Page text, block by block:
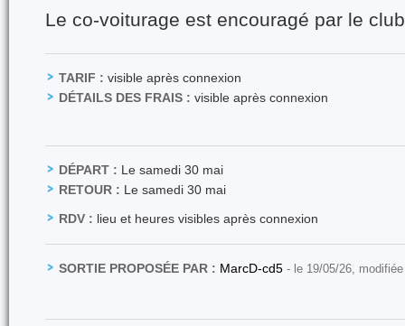
Le co-voiturage est encouragé par le club
TARIF : visible après connexion
DÉTAILS DES FRAIS : visible après connexion
DÉPART : Le samedi 30 mai
RETOUR : Le samedi 30 mai
RDV : lieu et heures visibles après connexion
SORTIE PROPOSÉE PAR : MarcD-cd5 - le 19/05/26,